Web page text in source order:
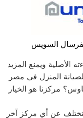
السويس
الأصلية ويمنع المزيد
مركزنا هو الخيار
تختلف عن أي مركز آخر